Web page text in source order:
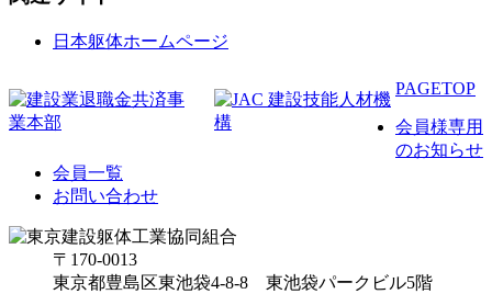
日本躯体ホームページ
PAGETOP
会員様専用
のお知らせ
会員一覧
お問い合わせ
〒170-0013
東京都豊島区東池袋4-8-8 東池袋パークビル5階